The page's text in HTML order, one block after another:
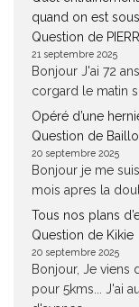
quand on est
Question de
21 septembre 2025
Bonjour J'ai 72
corgard le matin
Opéré d’une
Question de
20 septembre 2025
Bonjour je me
mois apres la
Tous nos plans
Question de Kikie
20 septembre 2025
Bonjour, Je viens
pour 5kms... J'ai